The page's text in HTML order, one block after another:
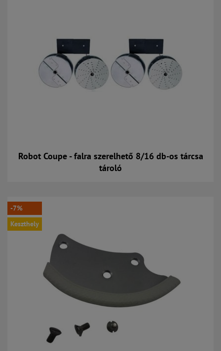
Robot Coupe - falra szerelhető 8/16 db-os tárcsa
tároló
Kosárba
-7%
Keszthely